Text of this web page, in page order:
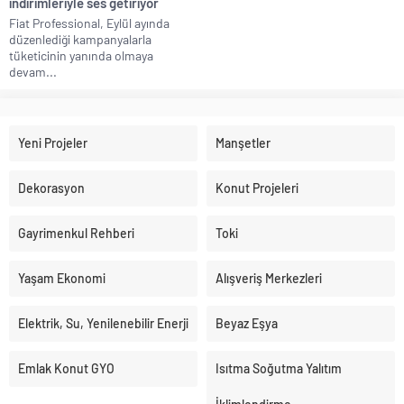
Fiat Professional, Eylül ayında
düzenlediği kampanyalarla
tüketicinin yanında olmaya
devam...
Yeni Projeler Manşetler
Dekorasyon Konut Projeleri
Gayrimenkul Rehberi Toki
Yaşam Ekonomi Alışveriş Merkezleri
Elektrik, Su, Yenilenebilir Enerji Beyaz Eşya
Emlak Konut GYO Isıtma Soğutma Yalıtım